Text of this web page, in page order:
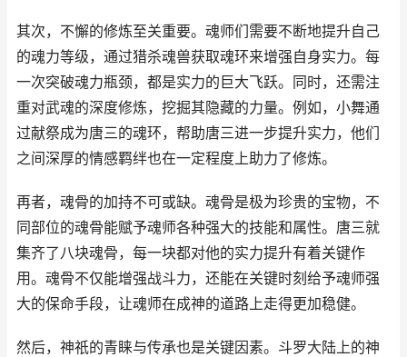
其次，不懈的修炼至关重要。魂师们需要不断地提升自己
的魂力等级，通过猎杀魂兽获取魂环来增强自身实力。每
一次突破魂力瓶颈，都是实力的巨大飞跃。同时，还需注
重对武魂的深度修炼，挖掘其隐藏的力量。例如，小舞通
过献祭成为唐三的魂环，帮助唐三进一步提升实力，他们
之间深厚的情感羁绊也在一定程度上助力了修炼。
再者，魂骨的加持不可或缺。魂骨是极为珍贵的宝物，不
同部位的魂骨能赋予魂师各种强大的技能和属性。唐三就
集齐了八块魂骨，每一块都对他的实力提升有着关键作
用。魂骨不仅能增强战斗力，还能在关键时刻给予魂师强
大的保命手段，让魂师在成神的道路上走得更加稳健。
然后，神祇的青睐与传承也是关键因素。斗罗大陆上的神